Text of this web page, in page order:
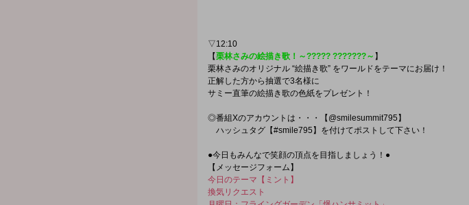
▽12:10
【栗林さみの絵描き歌！～????? ???????～ 】
栗林さみのオリジナル “絵描き歌” をワールドをテーマにお届け！
正解した方から抽選で3名様に
サミー直筆の絵描き歌の色紙をプレゼント！
◎番組Xのアカウントは・・・【@smilesummit795】
ハッシュタグ【#smile795】を付けてポストして下さい！
●今日もみんなで笑顔の頂点を目指しましょう！●
【メッセージフォーム】
今日のテーマ【ミント】
換気リクエスト